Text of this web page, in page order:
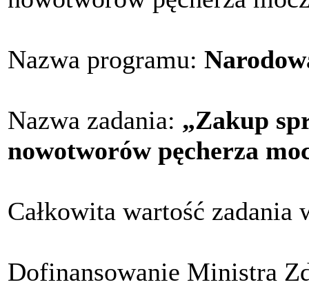
Nazwa programu:
Nazwa zadania: „Zakup
nowotworów pęcherza
Całkowita wartość
Dofinansowanie Ministra